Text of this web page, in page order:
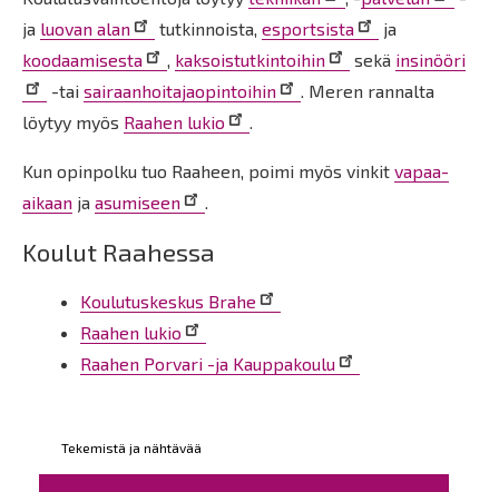
Kohderyhmät
Tekemistä ja nähtävää
ja luovan alan tutkinnoista, esportsista
ja
koodaamisesta
, kaksoistutkintoihin sekä insinööri
-tai sairaanhoitajaopintoihin
. Meren rannalta
löytyy myös Raahen lukio .
Kun opinpolku tuo Raaheen, poimi myös vinkit vapaa-
aikaan ja asumiseen .
Koulut Raahessa
Koulutuskeskus Brahe
Raahen lukio
Raahen Porvari -ja Kauppakoulu